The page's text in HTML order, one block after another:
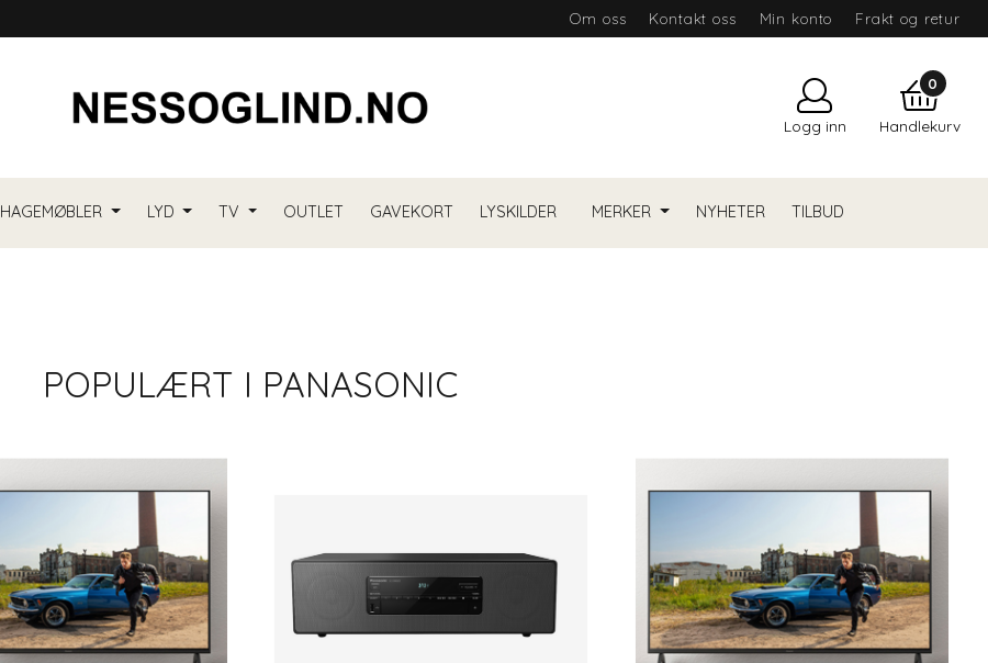
Om oss Kontakt oss Min konto Frakt og retur
Logg inn
0
Handlekurv
HAGEMØBLER LYD TV OUTLET GAVEKORT LYSKILDER MERKER NYHETER TILBUD
POPULÆRT I PANASONIC